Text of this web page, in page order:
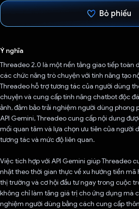
Bỏ phiếu
Ý nghĩa
Threadeo 2.0 là một nền tảng giao tiếp toàn
các chức năng trò chuyện với tính năng tạo
Threadeo hỗ trợ tương tác của người dùng
chuyện và cung cấp tính năng chatbot độc
ảnh, đảm bảo trải nghiệm người dùng phong
API Gemini, Threadeo cung cấp nội dung
mối quan tâm và lựa chọn ưu tiên của người
tương tác và mức độ liên quan.
Việc tích hợp với API Gemini giúp Threadeo
nhật theo thời gian thực về xu hướng tiền mã
thị trường và cơ hội đầu tư ngay trong cuộc
không chỉ làm tăng giá trị cho ứng dụng mà
nghiệm người dùng bằng cách cung cấp